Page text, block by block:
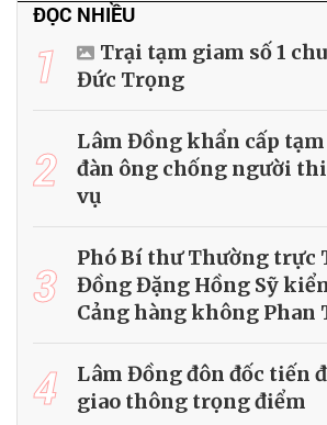
ĐỌC NHIỀU
1
Trại tạm giam số 1
Đức Trọng
2
Lâm Đồng khẩn cấp
đàn ông chống người
vụ
3
Phó Bí thư Thường trực
Đồng Đặng Hồng Sỹ
Cảng hàng không Phan
4
Lâm Đồng đôn đốc tiến
giao thông trọng điểm